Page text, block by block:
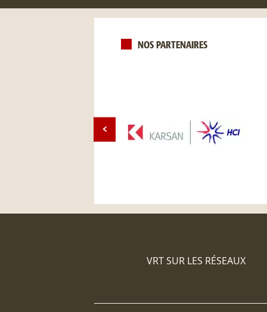
NOS PARTENAIRES
VRT SUR LES RÉSEAUX